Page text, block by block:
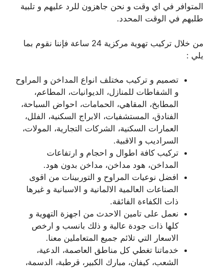
المتوافر في اي وقت و نحن جاهزون للرد عليهم و تلبية
طلبهم في الوقت المحدد.
من خلال تركيب تهوية مركزية 24 ساعة فإننا نقوم بما
يلي :
تصميم و تركيب مختلف انواع المداخن و المراوح
و الشفاطات للمنازل، الديوانيات، المطاعم،
المطابخ، المقاهي، الحمامات، احواض السباحة،
الفنادق، المستشفيات، الابراج السكنية، الفلل،
العمارات السكنية، الشركات التجارية، المولات،
السراديب و الاقبية.
تركيب كافة اطوال و احجام و ارتفاعات
المداخن، هود مداخن، مداخن بدون هود.
افضل نوعيات المراوح و التوربينات من اقوى
الصناعات العالمية الالمانية و الاسبانية و غيرها
ذات الكفاءة الفائقة.
نعمل على تامين الاحدث من اجهزة التهوية و
كلها ذات جودة عالية و ذلك بانسب و ارخص
الاسعار التي تلائم جميع المتعاملين معنا.
خدماتنا تغطي كل مناطق العاصمة، الدعية،
الشعب، كيفان، مبارك الكبير، قرطبة، الدسمة،